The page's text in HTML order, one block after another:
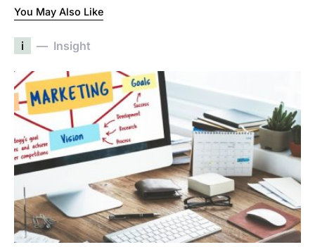
You May Also Like
i Insight